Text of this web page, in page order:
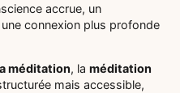
accrue, un
connexion plus profonde
méditation, la méditation
mais accessible,